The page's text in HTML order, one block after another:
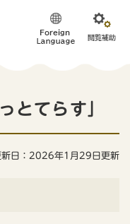
とてらす」
新日：2026年1月29日更新